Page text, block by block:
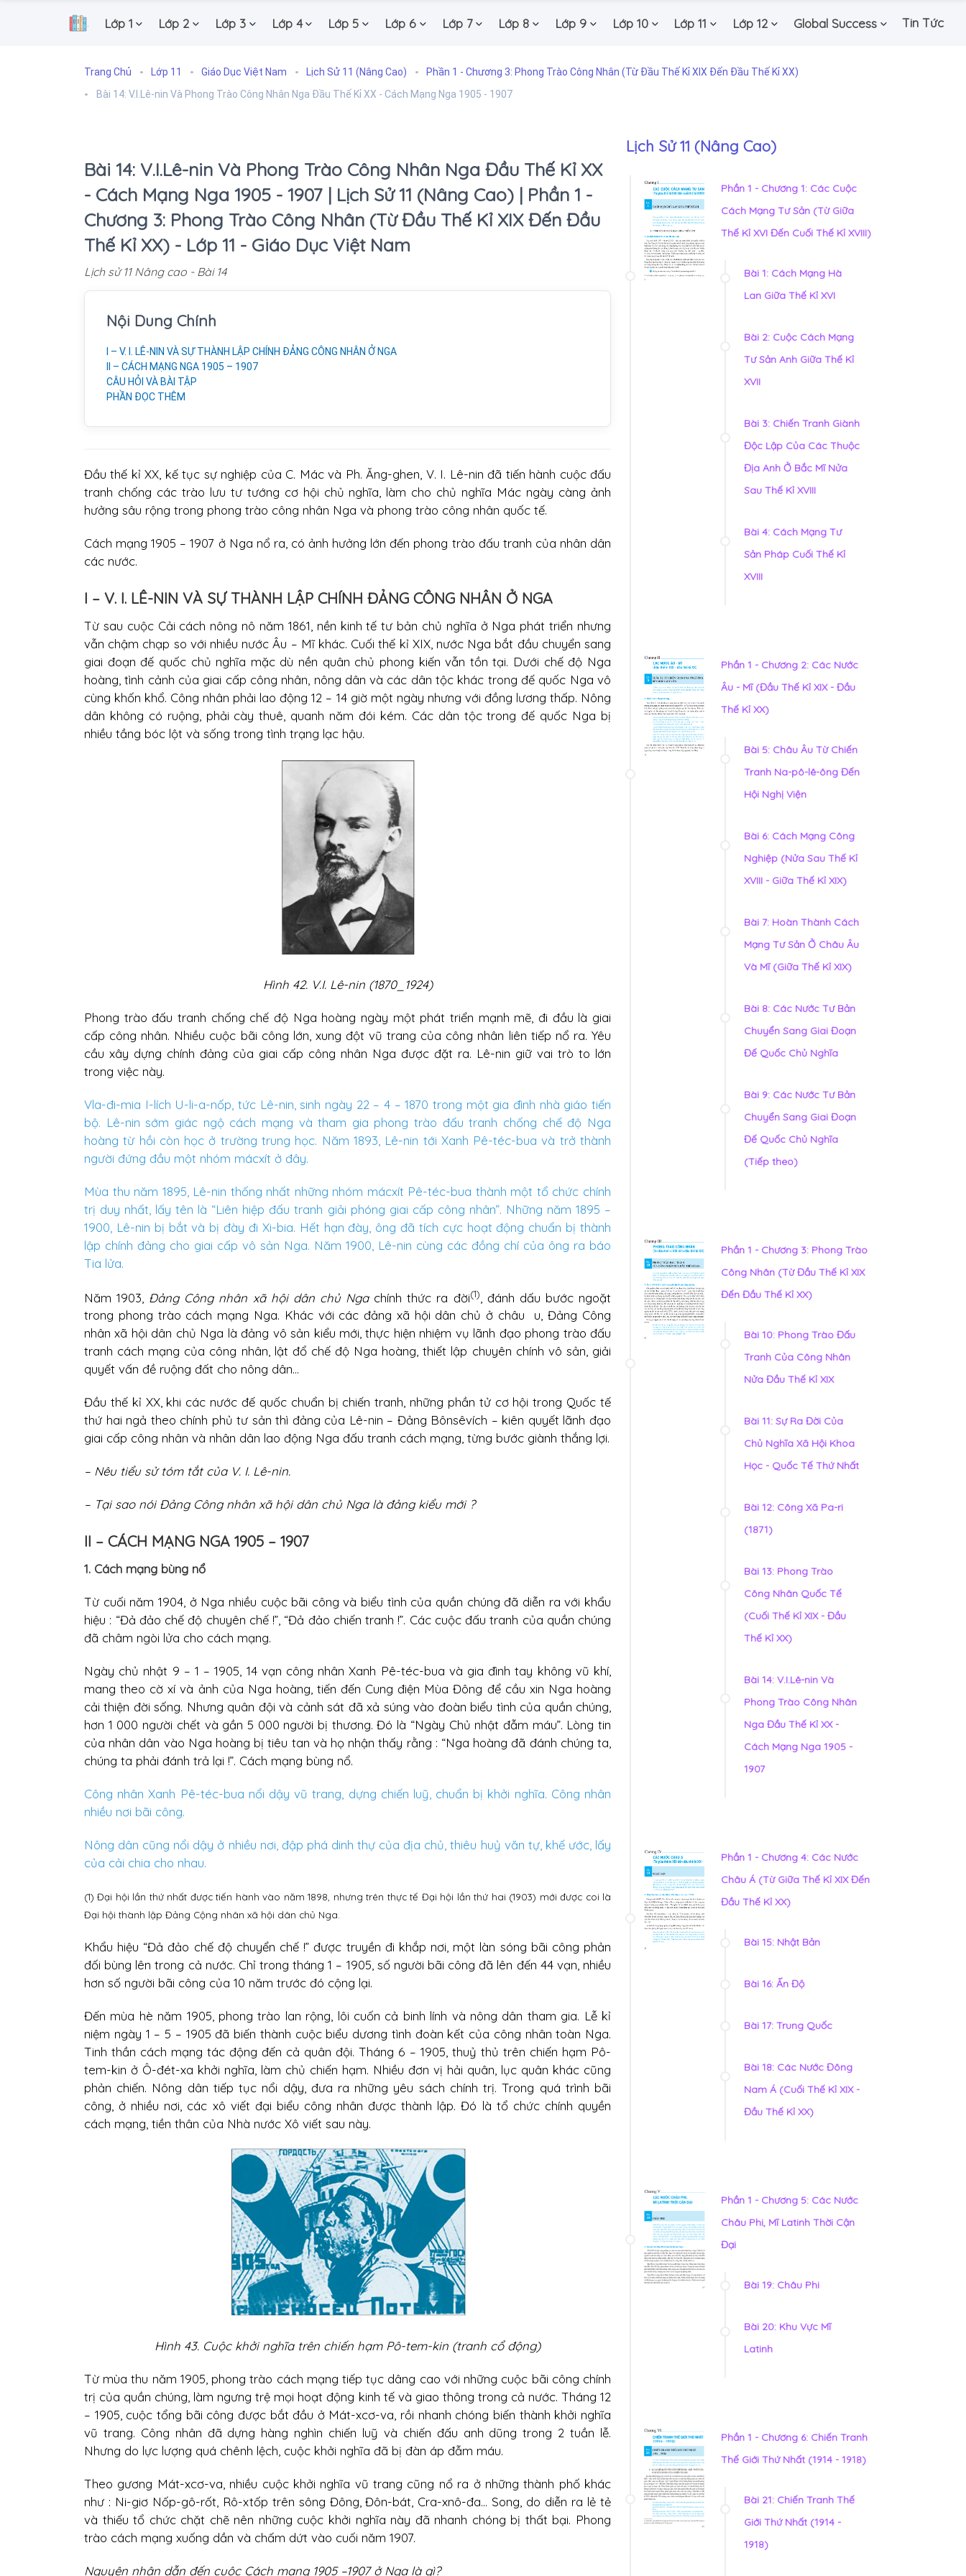
. Lớp 1 Lớp 2 Lớp 3 Lớp 4 Lớp 5 Lớp 6 Lớp 7 Lớp 8 Lớp 9 Lớp 10 Lớp 11 Lớp 12 Global Success Tin Tức
Trang Chủ Lớp 11 Giáo Dục Việt Nam Lịch Sử 11 (Nâng Cao)
Phần 1 - Chương 3: Phong Trào Công Nhân (Từ Đầu Thế Kỉ XIX Đến Đầu Thế Kỉ XX)
Bài 14: V.I.Lê-nin Và Phong Trào Công Nhân Nga Đầu Thế Kỉ XX - Cách Mạng Nga 1905 - 1907
Bài 14: V.I.Lê-nin Và Phong Trào Công Nhân Nga Đầu Thế Kỉ XX
- Cách Mạng Nga 1905 - 1907 | Lịch Sử 11 (Nâng Cao) | Phần 1 -
Chương 3: Phong Trào Công Nhân (Từ Đầu Thế Kỉ XIX Đến Đầu
Thế Kỉ XX) - Lớp 11 - Giáo Dục Việt Nam
Lịch sử 11 Nâng cao - Bài 14
Nội Dung Chính
I – V. I. LÊ-NIN VÀ SỰ THÀNH LẬP CHÍNH ĐẢNG CÔNG NHÂN Ở NGA
II – CÁCH MẠNG NGA 1905 – 1907
CÂU HỎI VÀ BÀI TẬP
PHẦN ĐỌC THÊM
Đầu thế kỉ XX, kế tục sự nghiệp của C. Mác và Ph. Ăng-ghen, V. I. Lê-nin đã tiến hành cuộc đấu
tranh chống các trào lưu tư tướng cơ hội chủ nghĩa, làm cho chủ nghĩa Mác ngày càng ảnh
hưởng sâu rộng trong phong trào công nhân Nga và phong trào công nhân quốc tế.
Cách mạng 1905 – 1907 ở Nga nổ ra, có ảnh hưởng lớn đến phong trào đấu tranh của nhân dân
các nước.
I – V. I. LÊ-NIN VÀ SỰ THÀNH LẬP CHÍNH ĐẢNG CÔNG NHÂN Ở NGA
Từ sau cuộc Cải cách nông nô năm 1861, nền kinh tế tư bản chủ nghĩa ở Nga phát triển nhưng
vẫn chậm chạp so với nhiều nước Âu – Mĩ khác. Cuối thế kỉ XIX, nước Nga bắt đầu chuyển sang
giai đoạn đế quốc chủ nghĩa mặc dù nền quân chủ phong kiến vẫn tồn tại. Dưới chế độ Nga
hoàng, tình cảnh của giai cấp công nhân, nông dân và các dân tộc khác trong đế quốc Nga vô
cùng khốn khổ. Công nhân phải lao động 12 – 14 giờ một ngày nhưng với đồng lương thấp. Nông
dân không có ruộng, phải cày thuê, quanh năm đói kém. Các dân tộc trong đế quốc Nga bị
nhiều tầng bóc lột và sống trong tình trạng lạc hậu.
Hình 42. V.I. Lê-nin (1870_1924)
Phong trào đấu tranh chống chế độ Nga hoàng ngày một phát triển mạnh mẽ, đi đầu là giai
cấp công nhân. Nhiều cuộc bãi công lớn, xung đột vũ trang của công nhân liên tiếp nổ ra. Yêu
cầu xây dựng chính đảng của giai cấp công nhân Nga được đặt ra. Lê-nin giữ vai trò to lớn
trong việc này.
Vla-đi-mia I-lích U-li-a-nốp, tức Lê-nin, sinh ngày 22 – 4 – 1870 trong một gia đình nhà giáo tiến
bộ. Lê-nin sớm giác ngộ cách mạng và tham gia phong trào đấu tranh chống chế độ Nga
hoàng từ hồi còn học ở trường trung học. Năm 1893, Lê-nin tới Xanh Pê-téc-bua và trở thành
người đứng đầu một nhóm mácxít ở đây.
Mùa thu năm 1895, Lê-nin thống nhất những nhóm mácxít Pê-téc-bua thành một tổ chức chính
trị duy nhất, lấy tên là “Liên hiệp đấu tranh giải phóng giai cấp công nhân”. Những năm 1895 –
1900, Lê-nin bị bắt và bị đày đi Xi-bia. Hết hạn đày, ông đã tích cực hoạt động chuẩn bị thành
lập chính đảng cho giai cấp vô sản Nga. Năm 1900, Lê-nin cùng các đồng chí của ông ra báo
Tia lửa.
Năm 1903, Đảng Công nhân xã hội dân chủ Ngachính thức ra đời(1)
, đánh dấu bước ngoặt
trong phong trào cách mạng Nga. Khác với các đảng xã hội dân chủ ở châu u, Đảng Công
nhân xã hội dân chủ Nga là đảng vô sản kiểu mới, thực hiện nhiệm vụ lãnh đạo phong trào đấu
tranh cách mạng của công nhân, lật đổ chế độ Nga hoàng, thiết lập chuyên chính vô sản, giải
quyết vấn đề ruộng đất cho nông dân...
Đầu thế kỉ XX, khi các nước đế quốc chuẩn bị chiến tranh, những phần tử cơ hội trong Quốc tế
thứ hai ngả theo chính phủ tư sản thì đảng của Lê-nin – Đảng Bônsêvích – kiên quyết lãnh đạo
giai cấp công nhân và nhân dân lao động Nga đấu tranh cách mạng, từng bước giành thắng lợi.
– Nêu tiểu sử tóm tắt của V. I. Lê-nin.
– Tại sao nói Đảng Công nhân xã hội dân chủ Nga là đảng kiểu mới ?
II – CÁCH MẠNG NGA 1905 – 1907
1. Cách mạng bùng nổ
Từ cuối năm 1904, ở Nga nhiều cuộc bãi công và biểu tình của quần chúng đã diễn ra với khẩu
hiệu : “Đả đảo chế độ chuyên chế !”, “Đả đảo chiến tranh !”. Các cuộc đấu tranh của quần chúng
đã châm ngòi lửa cho cách mạng.
Ngày chủ nhật 9 – 1 – 1905, 14 vạn công nhân Xanh Pê-téc-bua và gia đình tay không vũ khí,
mang theo cờ xí và ảnh của Nga hoàng, tiến đến Cung điện Mùa Đông để cầu xin Nga hoàng
cải thiện đời sống. Nhưng quân đội và cảnh sát đã xả súng vào đoàn biểu tình của quần chúng,
hơn 1 000 người chết và gần 5 000 người bị thương. Đó là “Ngày Chủ nhật đẫm máu”. Lòng tin
của nhân dân vào Nga hoàng bị tiêu tan và họ nhận thấy rằng : “Nga hoàng đã đánh chúng ta,
chúng ta phải đánh trả lại !”. Cách mạng bùng nổ.
Công nhân Xanh Pê-téc-bua nổi dậy vũ trang, dựng chiến luỹ, chuẩn bị khởi nghĩa. Công nhân
nhiều nơi bãi công.
Nông dân cũng nổi dậy ở nhiều nơi, đập phá dinh thự của địa chủ, thiêu huỷ văn tự, khế ước, lấy
của cải chia cho nhau.
(1) Đại hội lần thứ nhất được tiến hành vào năm 1898, nhưng trên thực tế Đại hội lần thứ hai (1903) mới được coi là
Đại hội thành lập Đảng Cộng nhân xã hội dân chủ Nga.
Khẩu hiệu “Đả đảo chế độ chuyển chế !” được truyền đi khắp nơi, một làn sóng bãi công phản
đối bùng lên trong cả nước. Chỉ trong tháng 1 – 1905, số người bãi công đã lên đến 44 vạn, nhiều
hơn số người bãi công của 10 năm trước đó cộng lại.
Đến mùa hè năm 1905, phong trào lan rộng, lôi cuốn cả binh lính và nông dân tham gia. Lễ kỉ
niệm ngày 1 – 5 – 1905 đã biến thành cuộc biểu dương tình đoàn kết của công nhân toàn Nga.
Tinh thần cách mạng tác động đến cả quân đội. Tháng 6 – 1905, thuỷ thủ trên chiến hạm Pô-
tem-kin ở Ô-đét-xa khởi nghĩa, làm chủ chiến hạm. Nhiều đơn vị hải quân, lục quân khác cũng
phản chiến. Nông dân tiếp tục nổi dậy, đưa ra những yêu sách chính trị. Trong quá trình bãi
công, ở nhiều nơi, các xô viết đại biểu công nhân được thành lập. Đó là tổ chức chính quyền
cách mạng, tiền thân của Nhà nước Xô viết sau này.
Hình 43. Cuộc khởi nghĩa trên chiến hạm Pô-tem-kin (tranh cổ động)
Từ mùa thu năm 1905, phong trào cách mạng tiếp tục dâng cao với những cuộc bãi công chính
trị của quần chúng, làm ngưng trệ mọi hoạt động kinh tế và giao thông trong cả nước. Tháng 12
– 1905, cuộc tổng bãi công được bắt đầu ở Mát-xcơ-va, rồi nhanh chóng biến thành khởi nghĩa
vũ trang. Công nhân đã dựng hàng nghìn chiến luỹ và chiến đấu anh dũng trong 2 tuần lễ.
Nhưng do lực lượng quá chênh lệch, cuộc khởi nghĩa đã bị đàn áp đẫm máu.
Theo gương Mát-xcơ-va, nhiều cuộc khởi nghĩa vũ trang cũng nổ ra ở những thành phố khác
như : Ni-giơ Nốp-gô-rốt, Rô-xtốp trên sông Đông, Đôn-bát, Cra-xnô-đa... Song, do diễn ra lẻ tẻ
và thiếu tổ chức chặt chẽ nên những cuộc khởi nghĩa này đã nhanh chóng bị thất bại. Phong
trào cách mạng xuống dần và chấm dứt vào cuối năm 1907.
Nguyên nhân dẫn đến cuộc Cách mạng 1905 –1907 ở Nga là gì?
Lịch Sử 11 (Nâng Cao)
Phần 1 - Chương 1: Các Cuộc
Cách Mạng Tư Sản (Từ Giữa
Thế Kỉ XVI Đến Cuối Thế Kỉ XVIII)
Bài 1: Cách Mạng Hà
Lan Giữa Thế Kỉ XVI
Bài 2: Cuộc Cách Mạng
Tư Sản Anh Giữa Thế Kỉ
XVII
Bài 3: Chiến Tranh Giành
Độc Lập Của Các Thuộc
Địa Anh Ở Bắc Mĩ Nửa
Sau Thế Kỉ XVIII
Bài 4: Cách Mạng Tư
Sản Pháp Cuối Thế Kỉ
XVIII
Phần 1 - Chương 2: Các Nước
Âu - Mĩ (Đầu Thế Kỉ XIX - Đầu
Thế Kỉ XX)
Bài 5: Châu Âu Từ Chiến
Tranh Na-pô-lê-ông Đến
Hội Nghị Viện
Bài 6: Cách Mạng Công
Nghiệp (Nửa Sau Thế Kỉ
XVIII - Giữa Thế Kỉ XIX)
Bài 7: Hoàn Thành Cách
Mạng Tư Sản Ở Châu Âu
Và Mĩ (Giữa Thế Kỉ XIX)
Bài 8: Các Nước Tư Bản
Chuyển Sang Giai Đoạn
Đế Quốc Chủ Nghĩa
Bài 9: Các Nước Tư Bản
Chuyển Sang Giai Đoạn
Đế Quốc Chủ Nghĩa
(Tiếp theo)
Phần 1 - Chương 3: Phong Trào
Công Nhân (Từ Đầu Thế Kỉ XIX
Đến Đầu Thế Kỉ XX)
Bài 10: Phong Trào Đấu
Tranh Của Công Nhân
Nửa Đầu Thế Kỉ XIX
Bài 11: Sự Ra Đời Của
Chủ Nghĩa Xã Hội Khoa
Học - Quốc Tế Thứ Nhất
Bài 12: Công Xã Pa-ri
(1871)
Bài 13: Phong Trào
Công Nhân Quốc Tế
(Cuối Thế Kỉ XIX - Đầu
Thế Kỉ XX)
Bài 14: V.I.Lê-nin Và
Phong Trào Công Nhân
Nga Đầu Thế Kỉ XX -
Cách Mạng Nga 1905 -
1907
Phần 1 - Chương 4: Các Nước
Châu Á (Từ Giữa Thế Kỉ XIX Đến
Đầu Thế Kỉ XX)
Bài 15: Nhật Bản
Bài 16: Ấn Độ
Bài 17: Trung Quốc
Bài 18: Các Nước Đông
Nam Á (Cuối Thế Kỉ XIX -
Đầu Thế Kỉ XX)
Phần 1 - Chương 5: Các Nước
Châu Phi, Mĩ Latinh Thời Cận
Đại
Bài 19: Châu Phi
Bài 20: Khu Vực Mĩ
Latinh
Phần 1 - Chương 6: Chiến Tranh
Thế Giới Thứ Nhất (1914 - 1918)
Bài 21: Chiến Tranh Thế
Giới Thứ Nhất (1914 -
1918)